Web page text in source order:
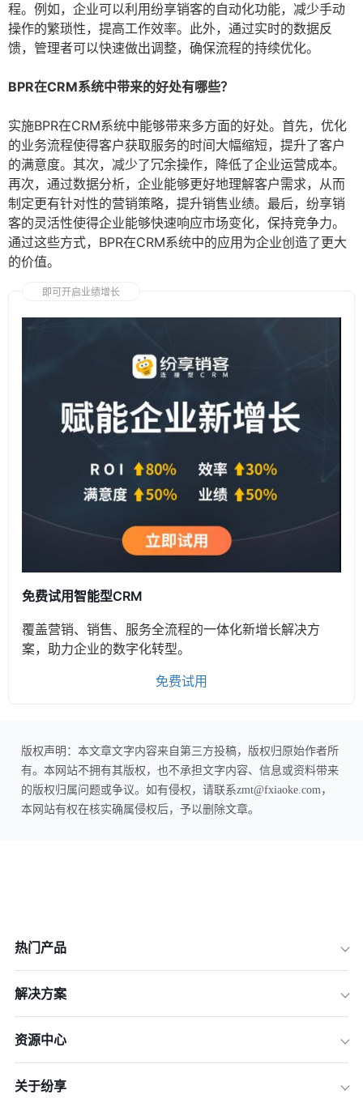
程。例如，企业可以利用纷享销客的自动化功能，减少手动
操作的繁琐性，提高工作效率。此外，通过实时的数据反
馈，管理者可以快速做出调整，确保流程的持续优化。
BPR在CRM系统中带来的好处有哪些？
实施BPR在CRM系统中能够带来多方面的好处。首先，优化
的业务流程使得客户获取服务的时间大幅缩短，提升了客户
的满意度。其次，减少了冗余操作，降低了企业运营成本。
再次，通过数据分析，企业能够更好地理解客户需求，从而
制定更有针对性的营销策略，提升销售业绩。最后，纷享销
客的灵活性使得企业能够快速响应市场变化，保持竞争力。
通过这些方式，BPR在CRM系统中的应用为企业创造了更大
的价值。
即可开启业绩增长
免费试用智能型CRM
覆盖营销、销售、服务全流程的一体化新增长解决方
案，助力企业的数字化转型。
免费试用
版权声明：本文章文字内容来自第三方投稿，版权归原始作者所
有。本网站不拥有其版权，也不承担文字内容、信息或资料带来
的版权归属问题或争议。如有侵权，请联系zmt@fxiaoke.com，
本网站有权在核实确属侵权后，予以删除文章。
热门产品
解决方案
资源中心
关于纷享